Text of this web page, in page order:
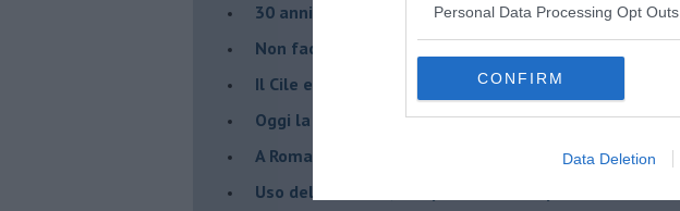
Personal Data Processing Opt Outs
CONFIRM
Data Deletion
30 anni fa cadeva il muro
Non facciamo feriti
Il Cile e la crisi del liberismo
Oggi la mafia ha vinto... Una battaglia cruciale.
A Roma la mafia esiste
Uso del contante, semplificare è complicato